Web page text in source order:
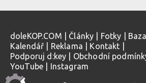
doleKOP.COM Články Fotky
Kalendář
Reklama Kontakt
Podporuj d:key
Obchodní
YouTube
Instagram